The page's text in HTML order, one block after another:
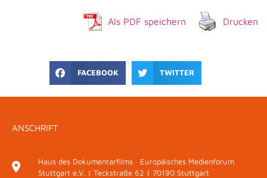
Als PDF speichern Drucken
FACEBOOK TWITTER
ANSCHRIFT
Haus des Dokumentarfilms · Europäisches Medienforum
Stuttgart e.V. | Teckstraße 62 | 70190 Stuttgart